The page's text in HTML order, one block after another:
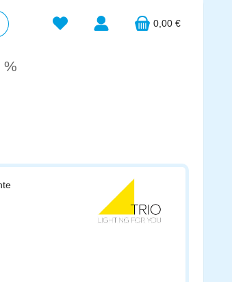
Du hast 0 Produkte auf dem
0,00 €
%